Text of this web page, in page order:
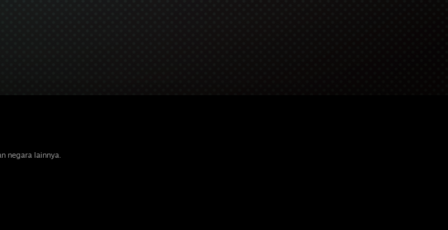
negara lainnya.